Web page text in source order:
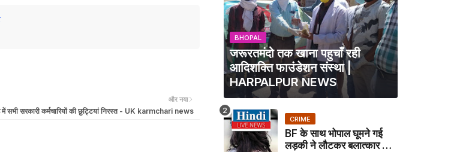
और नया
में सभी सरकारी कर्मचारियों की छुट्टियां निरस्त - UK karmchari news
BHOPAL
जरूरतमंदो तक खाना पहुचाँ रही
आदिशक्ति फाउंडेशन संस्था |
HARPALPUR NEWS
CRIME
BF के साथ भोपाल घूमने गई
लड़की ने लौटकर बलात्कार का